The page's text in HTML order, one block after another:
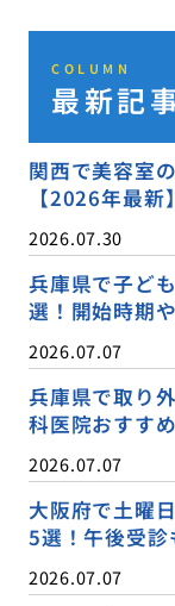
COLUMN
最新記
関西で美容室
【2026年最新】
2026.07.30
兵庫県で子ど
選！開始時期
2026.07.07
兵庫県で取り
科医院おすす
2026.07.07
大阪府で土曜
5選！午後受
2026.07.07